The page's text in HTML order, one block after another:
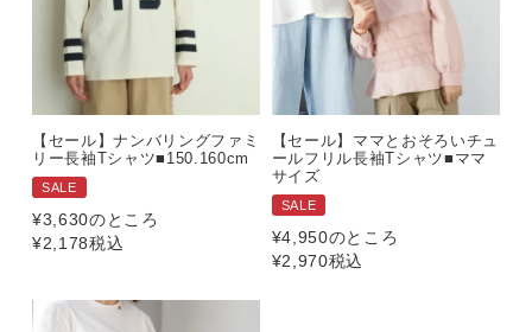
【セール】ナンバリングファミ
リー長袖Tシャツ■150.160cm
SALE
¥3,630のところ
¥2,178税込
【セール】ママとおそろいチュ
ールフリル長袖Tシャツ■ママ
サイズ
SALE
¥4,950のところ
¥2,970税込